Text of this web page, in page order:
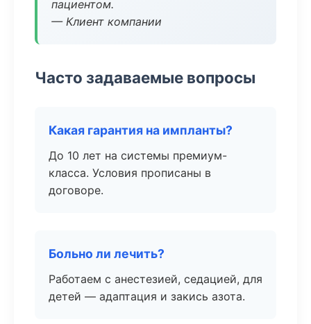
пациентом.
— Клиент компании
Часто задаваемые вопросы
Какая гарантия на импланты?
До 10 лет на системы премиум-
класса. Условия прописаны в
договоре.
Больно ли лечить?
Работаем с анестезией, седацией, для
детей — адаптация и закись азота.